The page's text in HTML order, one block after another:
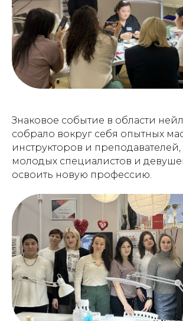
Знаковое событие в области
собрало вокруг себя опытных
инструкторов и преподавателей,
молодых специалистов и
освоить новую профессию.